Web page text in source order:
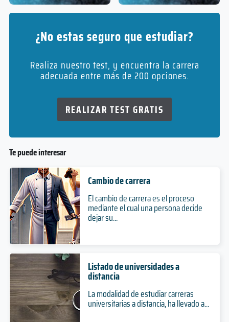
¿No estas seguro que estudiar?
Realiza nuestro test, y encuentra la carrera
adecuada entre más de 200 opciones.
REALIZAR TEST GRATIS
Te puede interesar
Cambio de carrera
El cambio de carrera es el proceso
mediante el cual una persona decide
dejar su...
Listado de universidades a
distancia
La modalidad de estudiar carreras
universitarias a distancia, ha llevado a...